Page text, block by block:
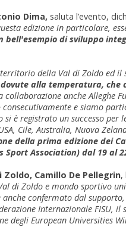
Dima, saluta l’evento,
edizione in particolare,
bell'esempio di sviluppo
della Val di Zoldo ed il
alla temperatura, che
anche Alleghe
consecutivamente e siamo
si è registrato un successo
Cile, Australia, Nuova
della prima edizione dei
Sport Association) dal 19 al
Zoldo, Camillo De Pellegrin,
di Zoldo e mondo sportivo
confermato dal
Internazionale
degli European Universities